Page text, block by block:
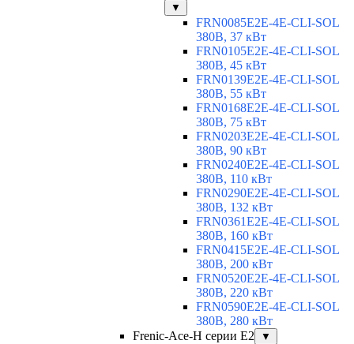
▼
FRN0085E2E-4E-CLI-SOL
380В, 37 кВт
FRN0105E2E-4E-CLI-SOL
380В, 45 кВт
FRN0139E2E-4E-CLI-SOL
380В, 55 кВт
FRN0168E2E-4E-CLI-SOL
380В, 75 кВт
FRN0203E2E-4E-CLI-SOL
380В, 90 кВт
FRN0240E2E-4E-CLI-SOL
380В, 110 кВт
FRN0290E2E-4E-CLI-SOL
380В, 132 кВт
FRN0361E2E-4E-CLI-SOL
380В, 160 кВт
FRN0415E2E-4E-CLI-SOL
380В, 200 кВт
FRN0520E2E-4E-CLI-SOL
380В, 220 кВт
FRN0590E2E-4E-CLI-SOL
380В, 280 кВт
Frenic-Ace-H серии E2
▼